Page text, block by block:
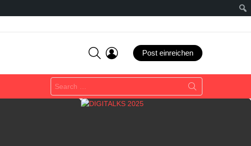
SEARCHLOGIN
Post einreichen
Search
for: